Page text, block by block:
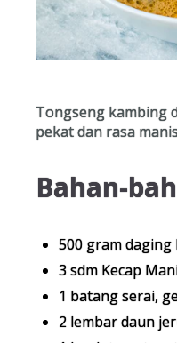
Tongseng kambing
pekat dan rasa
Bahan-
500 gram
3 sdm Kecap
1 batang serai,
2 lembar daun